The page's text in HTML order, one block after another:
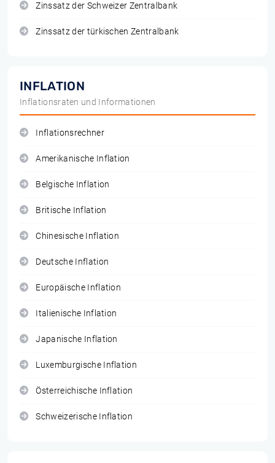
Zinssatz der Schweizer Zentralbank
Zinssatz der türkischen Zentralbank
INFLATION
Inflationsraten und Informationen
Inflationsrechner
Amerikanische Inflation
Belgische Inflation
Britische Inflation
Chinesische Inflation
Deutsche Inflation
Europäische Inflation
Italienische Inflation
Japanische Inflation
Luxemburgische Inflation
Österreichische Inflation
Schweizerische Inflation